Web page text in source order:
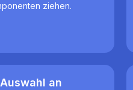
ziehen.
an